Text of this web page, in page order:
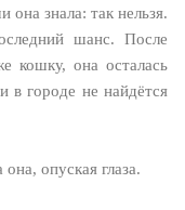
она знала: так нельзя.
шанс. После
кошку, она осталась
в городе не найдётся
опуская глаза.